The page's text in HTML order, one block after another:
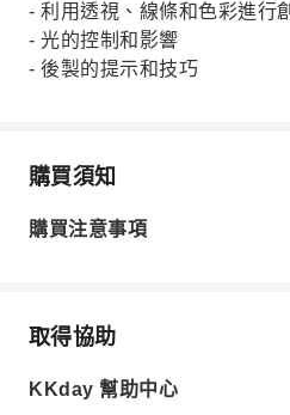
- 利用透視、線條和色彩進行
- 光的控制和影響
- 後製的提示和技巧
購買須知
購買注意事項
取得協助
KKday 幫助中心